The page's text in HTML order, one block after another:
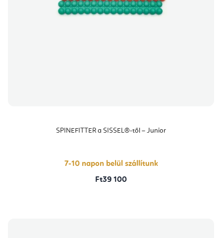
SPINEFITTER a SISSEL®-től – Junior
7-10 napon belül szállítunk
Ft39 100